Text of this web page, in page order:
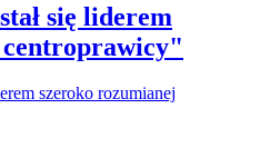
się liderem